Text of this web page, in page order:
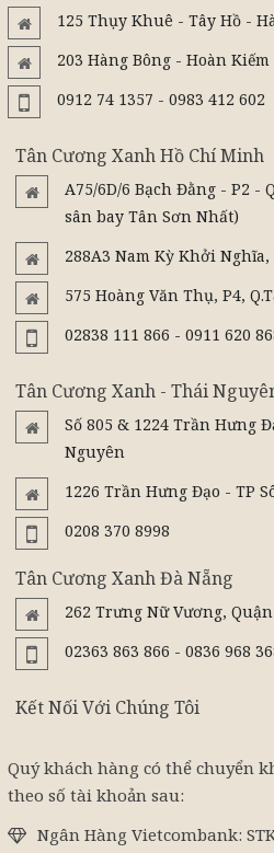
125 Thụy Khuê - Tây Hồ -
203 Hàng Bông - Hoàn
0912 74 1357 - 0983 412 602
Tân Cương Xanh Hồ Chí Minh
A75/6D/6 Bạch Đằng - P2 -
sân bay Tân Sơn Nhất)
288A3 Nam Kỳ Khởi Nghĩa,
575 Hoàng Văn Thụ, P4,
02838 111 866 - 0911 620
Tân Cương Xanh - Thái
Số 805 & 1224 Trần Hưng
Nguyên
1226 Trần Hưng Đạo - TP
0208 370 8998
Tân Cương Xanh Đà Nẵng
262 Trưng Nữ Vương,
02363 863 866 - 0836 968
Kết Nối Với Chúng Tôi
Quý khách hàng có thể chuyển
theo số tài khoản sau:
Ngân Hàng Vietcombank: